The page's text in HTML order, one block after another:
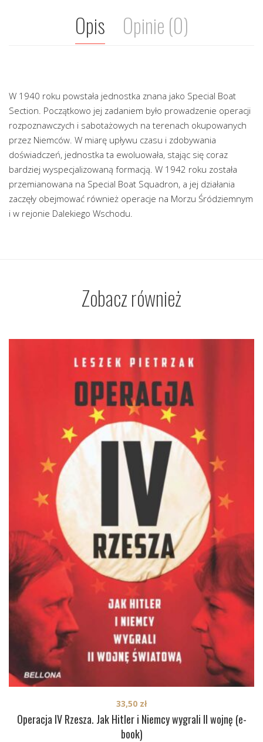
Opis Opinie (0)
W 1940 roku powstała jednostka znana jako Special Boat
Section. Początkowo jej zadaniem było prowadzenie operacji
rozpoznawczych i sabotażowych na terenach okupowanych
przez Niemców. W miarę upływu czasu i zdobywania
doświadczeń, jednostka ta ewoluowała, stając się coraz
bardziej wyspecjalizowaną formacją. W 1942 roku została
przemianowana na Special Boat Squadron, a jej działania
zaczęły obejmować również operacje na Morzu Śródziemnym
i w rejonie Dalekiego Wschodu.
Zobacz również
Operacja IV Rzesza. Jak Hitler i Niemcy wygrali II wojnę (e-
book)
33,50 zł